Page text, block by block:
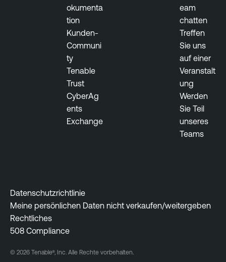
okumenta
tion
Kunden-
Communi
ty
Tenable
Trust
CyberAg
ents
Exchange
eam
chatten
Treffen
Sie uns
auf einer
Veranstalt
ung
Werden
Sie Teil
unseres
Teams
Datenschutzrichtlinie
Meine persönlichen Daten nicht verkaufen/weitergeben
Rechtliches
508 Compliance
© 2026 Tenable®, Inc. Alle Rechte vorbehalten.